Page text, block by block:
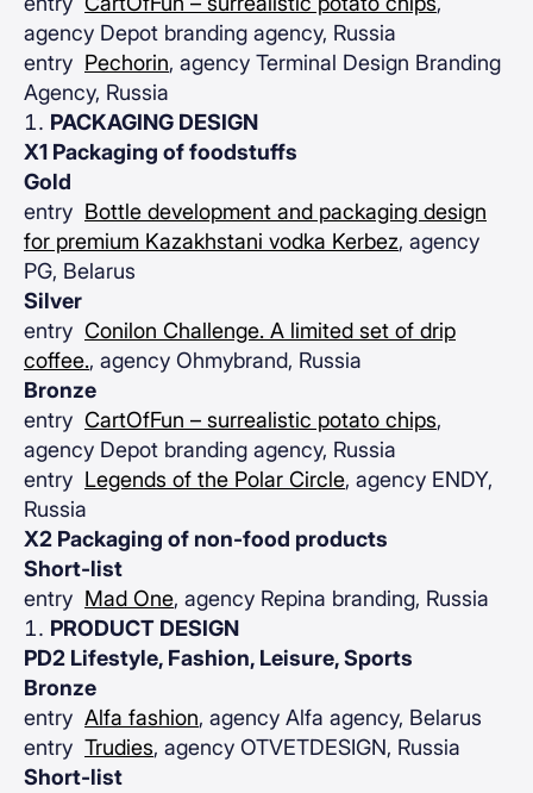
agency Depot branding agency, Russia
entry Pechorin, agency Terminal Design Branding
Agency, Russia
PACKAGING DESIGN
X1 Packaging of foodstuffs
Gold
entry Bottle development and packaging design
for premium Kazakhstani vodka Kerbez, agency
PG, Belarus
Silver
entry Conilon Challenge. A limited set of drip
coffee., agency Ohmybrand, Russia
Bronze
entry CartOfFun – surrealistic potato chips,
agency Depot branding agency, Russia
entry Legends of the Polar Circle, agency ENDY,
Russia
X2 Packaging of non-food products
Short-list
entry Mad One, agency Repina branding, Russia
PRODUCT DESIGN
PD2 Lifestyle, Fashion, Leisure, Sports
Bronze
entry Alfa fashion, agency Alfa agency, Belarus
entry Trudies, agency OTVETDESIGN, Russia
Short-list